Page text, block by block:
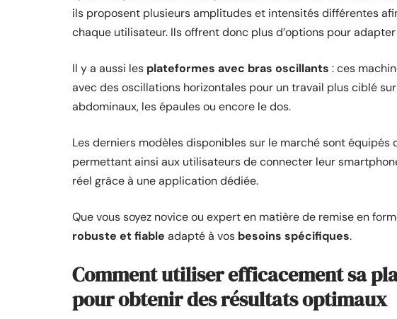
ils proposent plusieurs amplitudes et intensités différentes
chaque utilisateur. Ils offrent donc plus d’options pour
Il y a aussi les plateformes avec bras oscillants : ces
avec des oscillations horizontales pour un travail plus ciblé
abdominaux, les épaules ou encore le dos.
Les derniers modèles disponibles sur le marché sont équipés
permettant ainsi aux utilisateurs de connecter leur
réel grâce à une application dédiée.
Que vous soyez novice ou expert en matière de remise en
robuste et fiable adapté à vos besoins spécifiques.
Comment utiliser efficacement sa
pour obtenir des résultats optimaux